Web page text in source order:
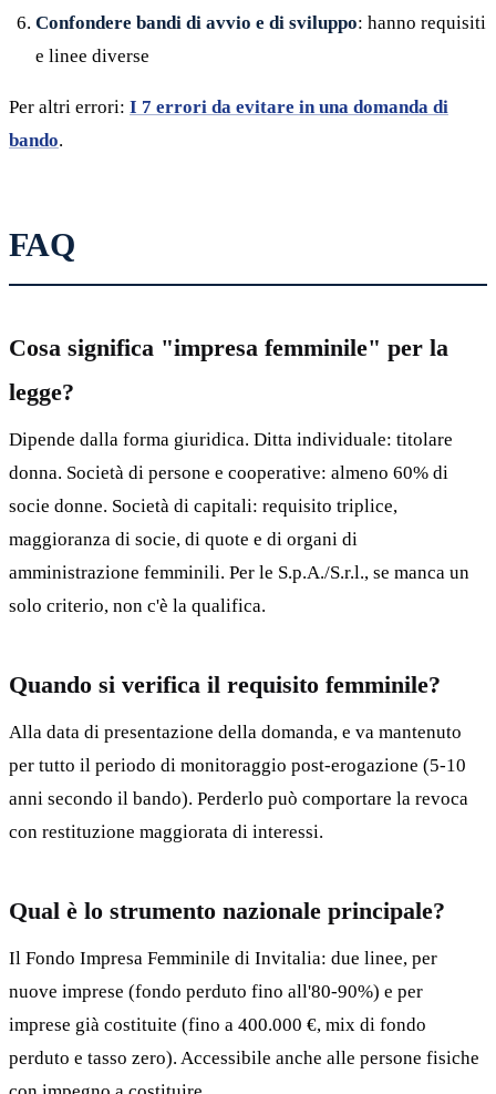
Confondere bandi di avvio e di sviluppo: hanno requisiti
e linee diverse
Per altri errori: I 7 errori da evitare in una domanda di
bando.
FAQ
Cosa significa "impresa femminile" per la
legge?
Dipende dalla forma giuridica. Ditta individuale: titolare
donna. Società di persone e cooperative: almeno 60% di
socie donne. Società di capitali: requisito triplice,
maggioranza di socie, di quote e di organi di
amministrazione femminili. Per le S.p.A./S.r.l., se manca un
solo criterio, non c'è la qualifica.
Quando si verifica il requisito femminile?
Alla data di presentazione della domanda, e va mantenuto
per tutto il periodo di monitoraggio post-erogazione (5-10
anni secondo il bando). Perderlo può comportare la revoca
con restituzione maggiorata di interessi.
Qual è lo strumento nazionale principale?
Il Fondo Impresa Femminile di Invitalia: due linee, per
nuove imprese (fondo perduto fino all'80-90%) e per
imprese già costituite (fino a 400.000 €, mix di fondo
perduto e tasso zero). Accessibile anche alle persone fisiche